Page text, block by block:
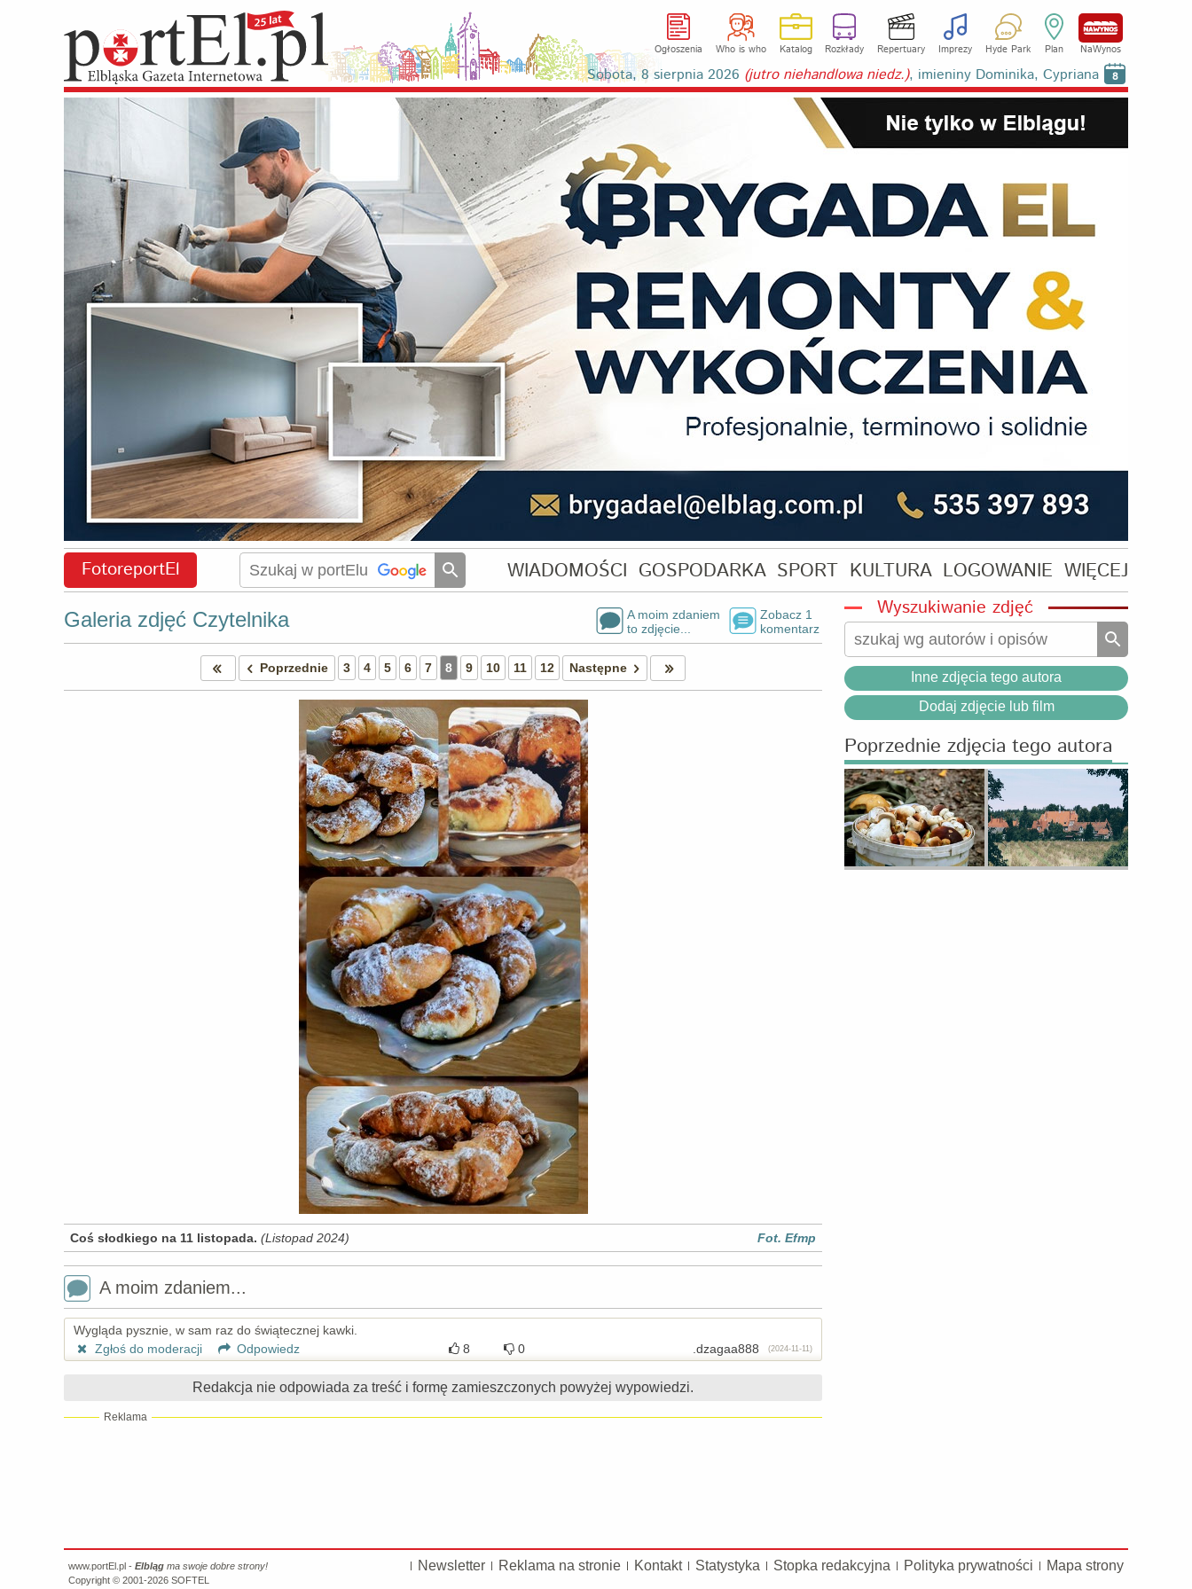
Ogłoszenia Who is who Katalog Rozkłady Repertuary Imprezy Hyde Park Plan NaWynos
Sobota, 8 sierpnia 2026 (jutro niehandlowa niedz.), imieniny Dominika, Cypriana 8
FotoreportEl WIADOMOŚCI GOSPODARKA SPORT KULTURA LOGOWANIE WIĘCEJ
Galeria zdjęć Czytelnika
A moim zdaniem
to zdjęcie...
Zobacz 1
komentarz
Poprzednie 3 4 5 6 7 8 9 10 11 12 Następne
Coś słodkiego na 11 listopada. (Listopad 2024) Fot. Efmp
A moim zdaniem...
Wygląda pysznie, w sam raz do świątecznej kawki.
Zgłoś do moderacji
Odpowiedz 8 0 .dzagaa888 (2024-11-11)
Redakcja nie odpowiada za treść i formę zamieszczonych powyżej wypowiedzi.
Reklama
Wyszukiwanie zdjęć
Inne zdjęcia tego autora
Dodaj zdjęcie lub film
Poprzednie zdjęcia tego autora
Newsletter Reklama na stronie Kontakt Statystyka Stopka redakcyjna Polityka prywatności Mapa strony
www.portEl.pl - Elbląg ma swoje dobre strony!
Copyright © 2001-2026 SOFTEL